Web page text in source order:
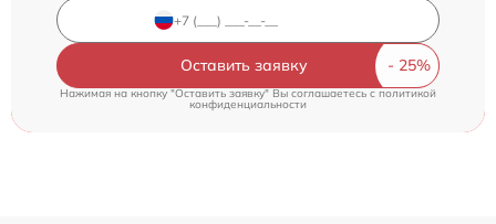
Оставить заявку
Нажимая на кнопку "Оставить заявку" Вы соглашаетесь cполитикой
конфиденциальности